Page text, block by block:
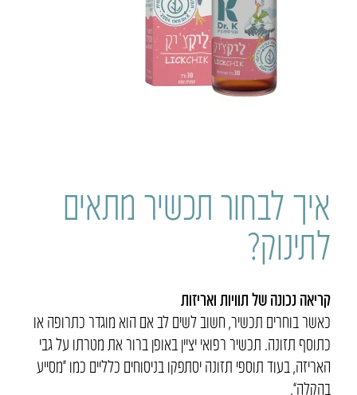
איך לבחור תכשיר מתאים
לתינוק?
קריאה נכונה של תוויות ואריזות
כאשר בוחרים תכשיר, חשוב לשים לב אם הוא מוגדר כתרופה או
כתוסף תזונה. תכשיר רפואי יציין באופן ברור את מטרתו על גבי
האריזה, בעוד תוספי תזונה יסתפקו בניסוחים כלליים כמו “מסייע
בהקלה”.